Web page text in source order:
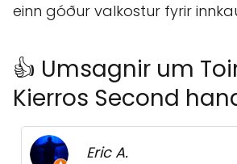
einn góður valkostur fyrir
👍 Umsagnir um
Kierros Second
Eric A.